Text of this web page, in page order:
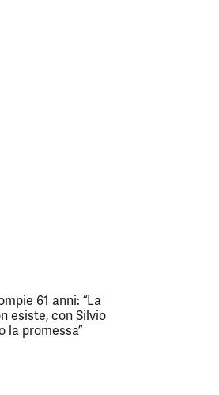
61 anni: “La
esiste, con Silvio
la promessa”